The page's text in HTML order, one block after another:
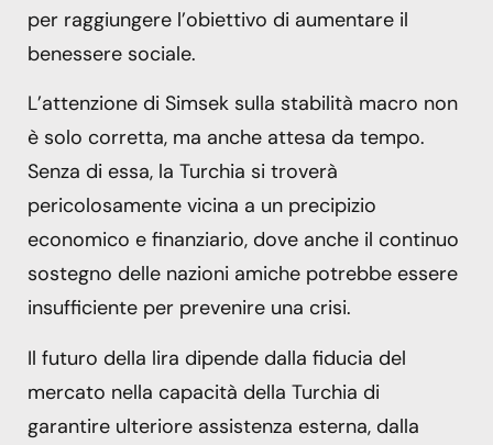
per raggiungere l’obiettivo di aumentare il
benessere sociale.
L’attenzione di Simsek sulla stabilità macro non
è solo corretta, ma anche attesa da tempo.
Senza di essa, la Turchia si troverà
pericolosamente vicina a un precipizio
economico e finanziario, dove anche il continuo
sostegno delle nazioni amiche potrebbe essere
insufficiente per prevenire una crisi.
Il futuro della lira dipende dalla fiducia del
mercato nella capacità della Turchia di
garantire ulteriore assistenza esterna, dalla